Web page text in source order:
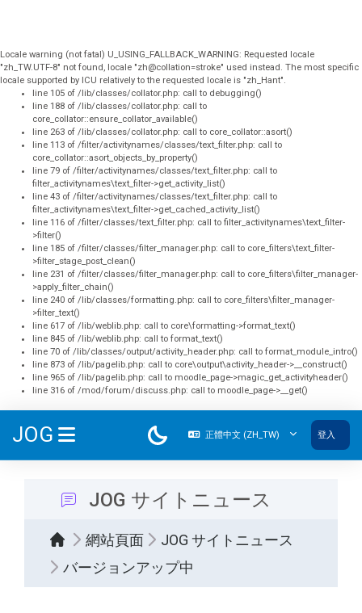
Locale warning (not fatal) U_USING_FALLBACK_WARNING: Requested locale
"zh_TW.UTF-8" not found, locale "zh@collation=stroke" used instead. The most specific
locale supported by ICU relatively to the requested locale is "zh_Hant".
line 105 of /lib/classes/collator.php: call to debugging()
line 188 of /lib/classes/collator.php: call to
core_collator::ensure_collator_available()
line 263 of /lib/classes/collator.php: call to core_collator::asort()
line 113 of /filter/activitynames/classes/text_filter.php: call to
core_collator::asort_objects_by_property()
line 79 of /filter/activitynames/classes/text_filter.php: call to
filter_activitynames\text_filter->get_activity_list()
line 43 of /filter/activitynames/classes/text_filter.php: call to
filter_activitynames\text_filter->get_cached_activity_list()
line 116 of /filter/classes/text_filter.php: call to filter_activitynames\text_filter-
>filter()
line 185 of /filter/classes/filter_manager.php: call to core_filters\text_filter-
>filter_stage_post_clean()
line 231 of /filter/classes/filter_manager.php: call to core_filters\filter_manager-
>apply_filter_chain()
line 240 of /lib/classes/formatting.php: call to core_filters\filter_manager-
>filter_text()
line 617 of /lib/weblib.php: call to core\formatting->format_text()
line 845 of /lib/weblib.php: call to format_text()
line 70 of /lib/classes/output/activity_header.php: call to format_module_intro()
line 873 of /lib/pagelib.php: call to core\output\activity_header->__construct()
line 965 of /lib/pagelib.php: call to moodle_page->magic_get_activityheader()
line 316 of /mod/forum/discuss.php: call to moodle_page->__get()
JOG 正體中文 ‎(ZH_TW)‎ 登入
JOG サイトニュース
網站頁面
JOG サイトニュース
バージョンアップ中